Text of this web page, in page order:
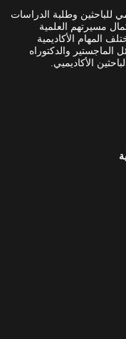
للباحثين وطلبة الدراسات
مسيرتهم العلمية
المهام الأكاديمية
الماجستير والدكتوراه
الأكاديميي.